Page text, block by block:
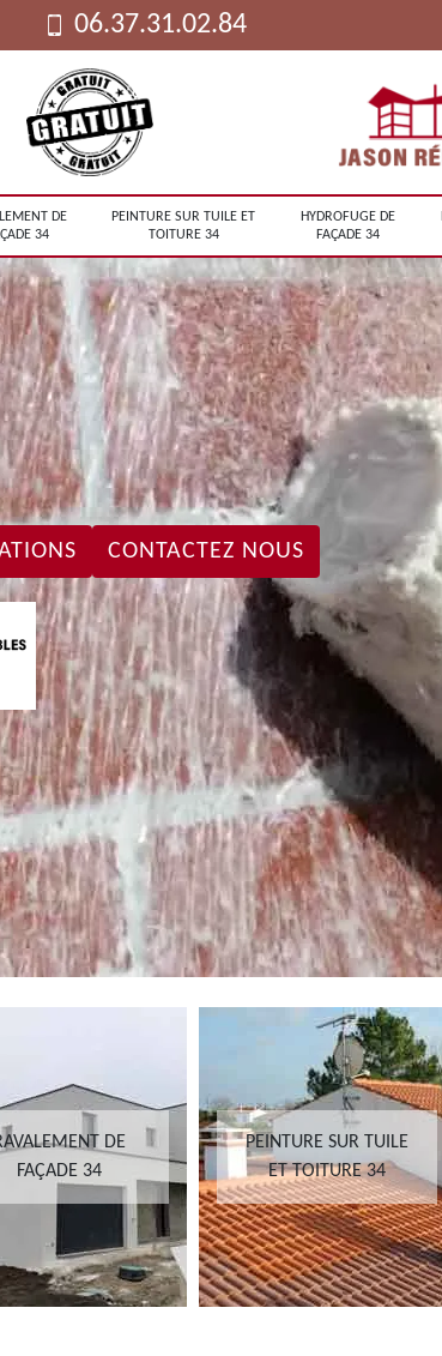
06.37.31.02.84
DE
34
PEINTURE SUR TUILE ET
TOITURE 34
HYDROFUGE DE
FAÇADE 34
CONTACTEZ NOUS
DE
FAÇADE 34
PEINTURE SUR TUILE
ET TOITURE 34